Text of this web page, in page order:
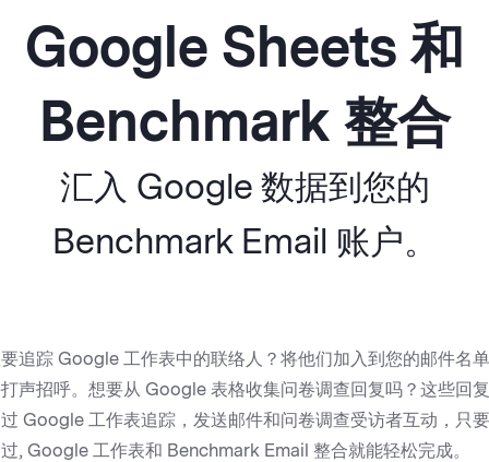
Google Sheets 和
Benchmark 整合
汇入 Google 数据到您的
Benchmark Email 账户。
追踪 Google 工作表中的联络人？将他们加入到您的邮件名单
声招呼。想要从 Google 表格收集问卷调查回复吗？这些回复
Google 工作表追踪，发送邮件和问卷调查受访者互动，只要
, Google 工作表和 Benchmark Email 整合就能轻松完成。